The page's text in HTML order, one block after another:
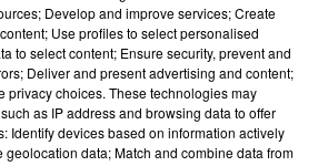
Beur] Cheb Momo - Oxygène
Develop and improve services; Create
Use profiles to select personalised
to select content; Ensure security, prevent and
Deliver and present advertising and content;
privacy choices. These technologies may
as IP address and browsing data to offer
Identify devices based on information actively
geolocation data; Match and combine data from